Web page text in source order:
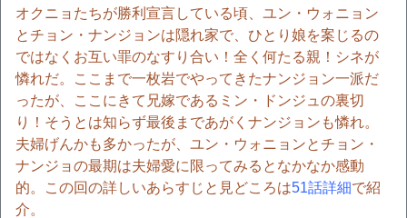
オクニョたちが勝利宣言している頃、ユン・ウォニョン
とチョン・ナンジョンは隠れ家で、ひとり娘を案じるの
ではなくお互い罪のなすり合い！全く何たる親！シネが
憐れだ。ここまで一枚岩でやってきたナンジョン一派だ
ったが、ここにきて兄嫁であるミン・ドンジュの裏切
り！そうとは知らず最後まであがくナンジョンも憐れ。
夫婦げんかも多かったが、ユン・ウォニョンとチョン・
ナンジョの最期は夫婦愛に限ってみるとなかなか感動
的。この回の詳しいあらすじと見どころは51話詳細で紹
介。